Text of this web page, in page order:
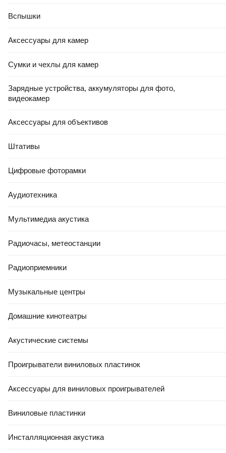
Вспышки
Аксессуары для камер
Сумки и чехлы для камер
Зарядные устройства, аккумуляторы для фото,
видеокамер
Аксессуары для объективов
Штативы
Цифровые фоторамки
Аудиотехника
Мультимедиа акустика
Радиочасы, метеостанции
Радиоприемники
Музыкальные центры
Домашние кинотеатры
Акустические системы
Проигрыватели виниловых пластинок
Аксессуары для виниловых проигрывателей
Виниловые пластинки
Инсталляционная акустика